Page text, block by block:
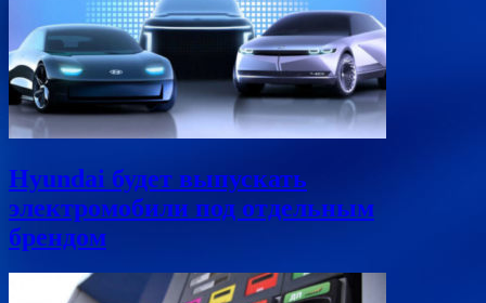
Hyundai будет выпускать
электромобили под отдельным
брендом